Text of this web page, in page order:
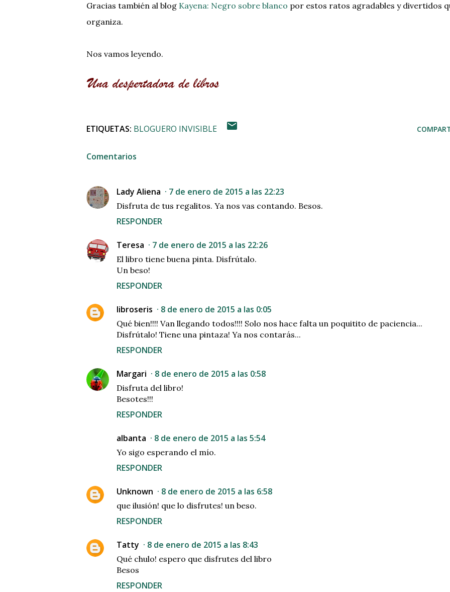
Gracias también al blog Kayena: Negro sobre blanco por estos ratos agradables y divertidos
organiza.
Nos vamos leyendo.
ETIQUETAS: BLOGUERO INVISIBLE
Comentarios
Lady Aliena 7 de enero de 2015 a las 22:23
Disfruta de tus regalitos. Ya nos vas contando. Besos.
RESPONDER
Teresa 7 de enero de 2015 a las 22:26
El libro tiene buena pinta. Disfrútalo.
Un beso!
RESPONDER
libroseris 8 de enero de 2015 a las 0:05
Qué bien!!!! Van llegando todos!!!! Solo nos hace falta un poquitito de paciencia...
Disfrútalo! Tiene una pintaza! Ya nos contarás...
RESPONDER
Margari 8 de enero de 2015 a las 0:58
Disfruta del libro!
Besotes!!!
RESPONDER
albanta 8 de enero de 2015 a las 5:54
Yo sigo esperando el mío.
RESPONDER
Unknown 8 de enero de 2015 a las 6:58
que ilusión! que lo disfrutes! un beso.
RESPONDER
Tatty 8 de enero de 2015 a las 8:43
Qué chulo! espero que disfrutes del libro
Besos
RESPONDER